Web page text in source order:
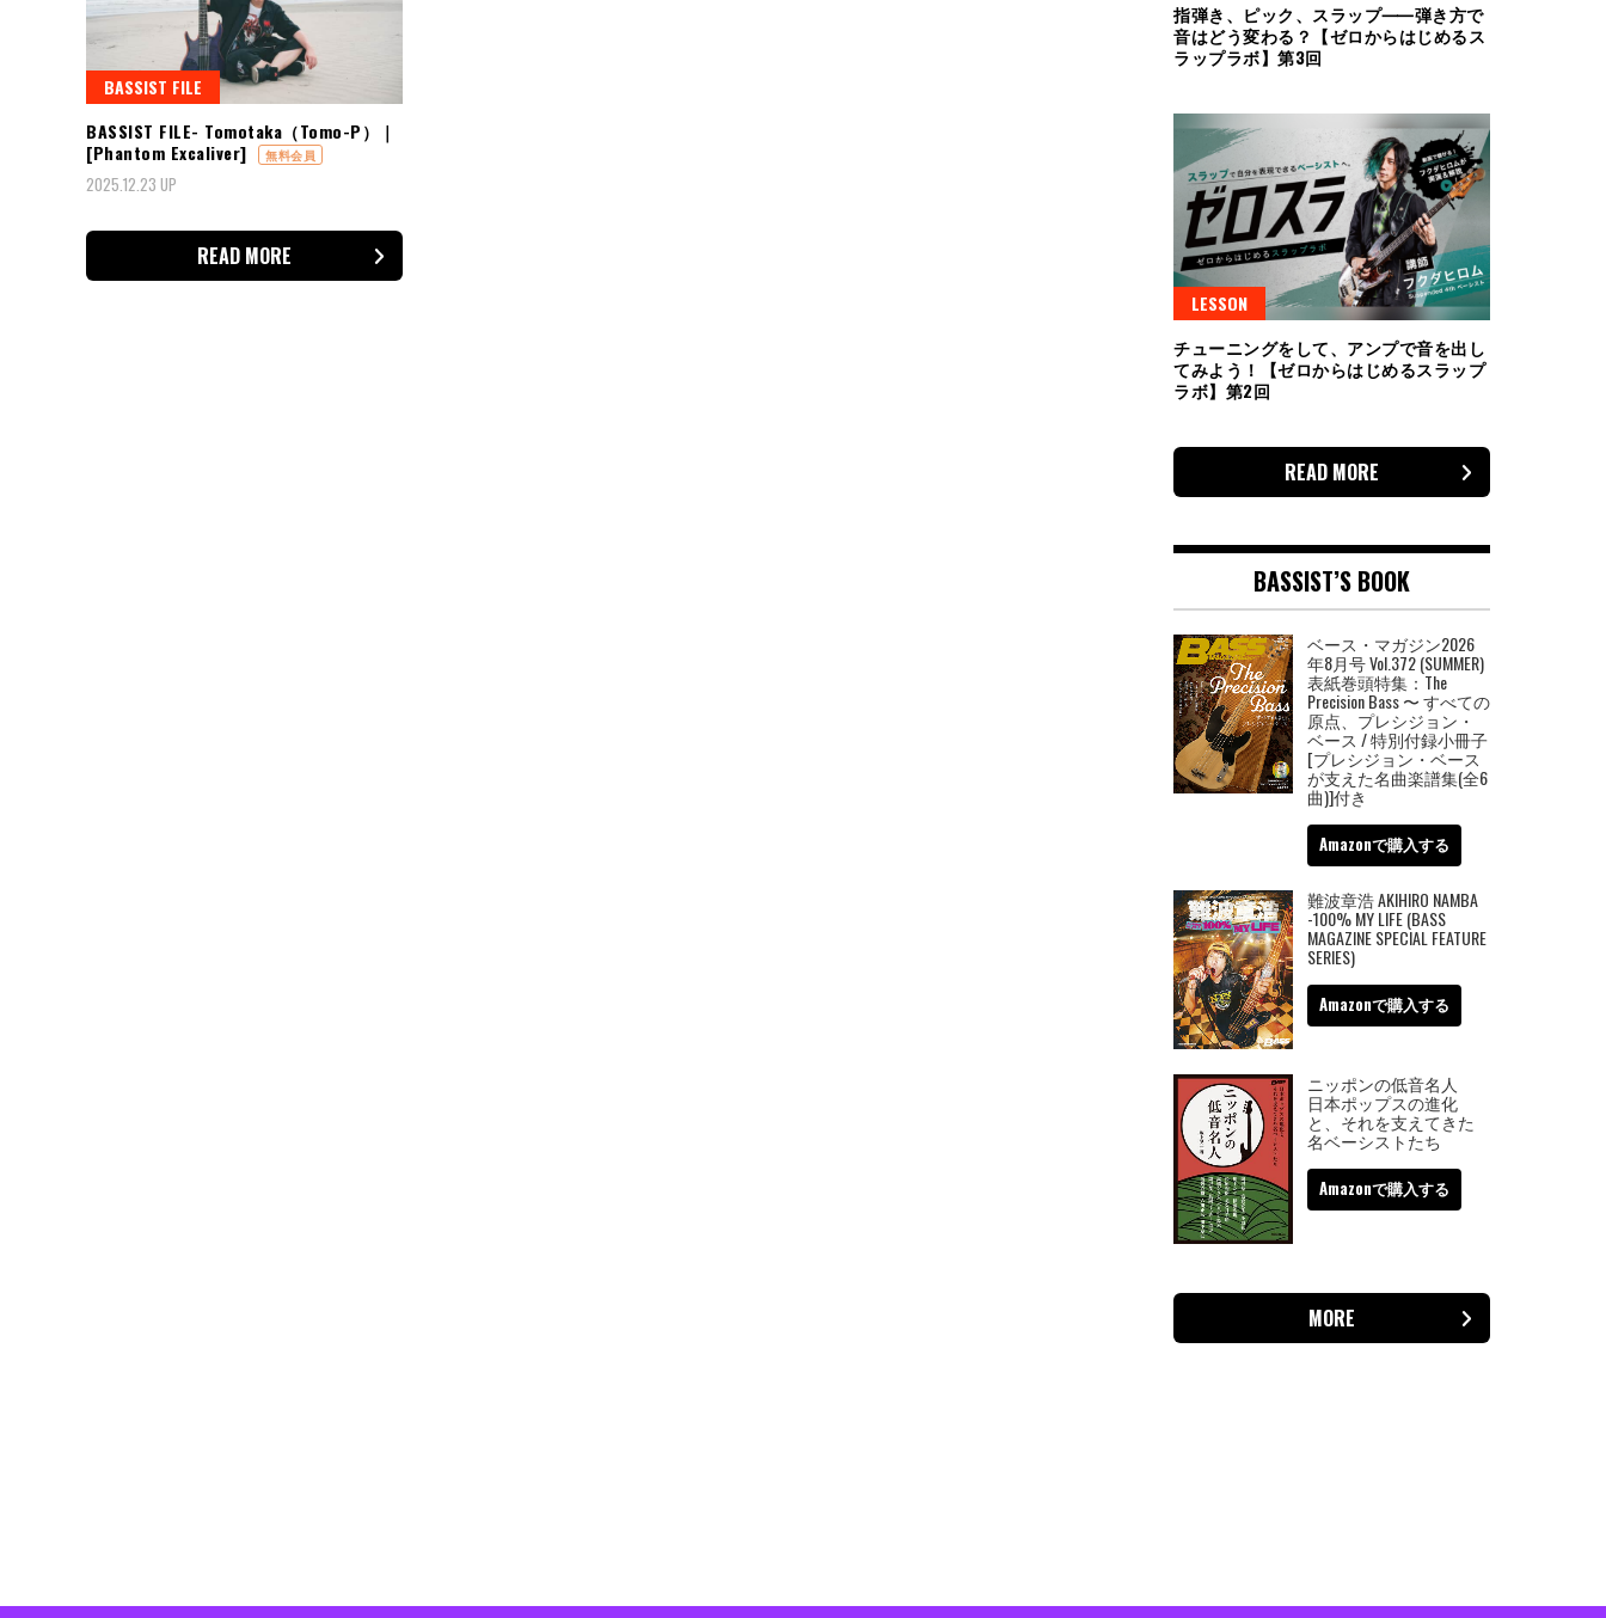
BASSIST FILE
BASSIST FILE- Tomotaka（Tomo-P）｜
[Phantom Excaliver]
無料会員
2025.12.23 UP
READ MORE
指弾き、ピック、スラップ⸺弾き方で
音はどう変わる？【ゼロからはじめるス
ラップラボ】第3回
LESSON
チューニングをして、アンプで音を出し
てみよう！【ゼロからはじめるスラップ
ラボ】第2回
READ MORE
BASSIST’S BOOK
ベース・マガジン2026
年8月号 Vol.372 (SUMMER)
表紙巻頭特集：The
Precision Bass 〜 すべての
原点、プレシジョン・
ベース / 特別付録小冊子
[プレシジョン・ベース
が支えた名曲楽譜集(全6
曲)]付き
Amazonで購入する
難波章浩 AKIHIRO NAMBA
-100% MY LIFE (BASS
MAGAZINE SPECIAL FEATURE
SERIES)
Amazonで購入する
ニッポンの低音名人
日本ポップスの進化
と、それを支えてきた
名ベーシストたち
Amazonで購入する
MORE